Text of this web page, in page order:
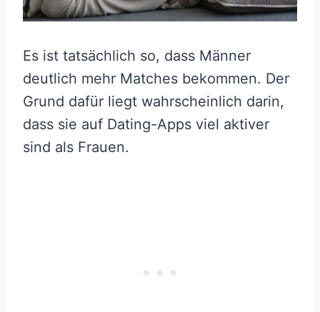
Es ist tatsächlich so, dass Männer
deutlich mehr Matches bekommen. Der
Grund dafür liegt wahrscheinlich darin,
dass sie auf Dating-Apps viel aktiver
sind als Frauen.